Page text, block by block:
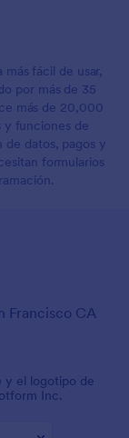
fácil de usar,
por más de 35
más de 20,000
y funciones de
de datos, pagos y
formularios
Francisco CA
el logotipo de
Inc.